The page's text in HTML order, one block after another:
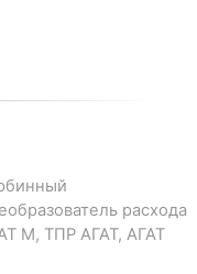
расхода
М, ТПР АГАТ, АГАТ